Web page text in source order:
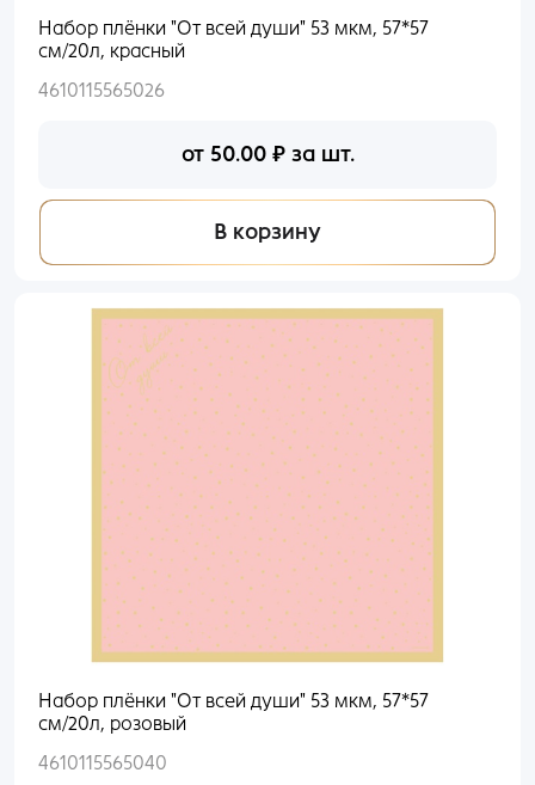
Набор плёнки "От всей души" 53 мкм, 57*57
см/20л, красный
4610115565026
от 50.00 ₽за шт.
В корзину
Набор плёнки "От всей души" 53 мкм, 57*57
см/20л, розовый
4610115565040